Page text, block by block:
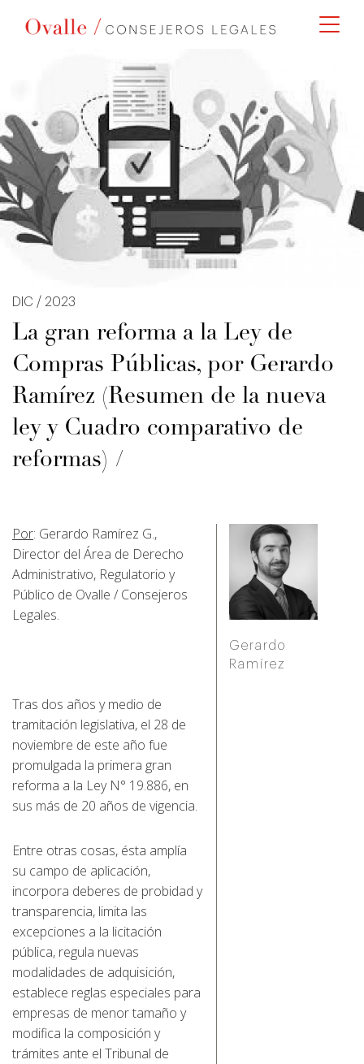
DIC / 2023
La gran reforma a la Ley de
Compras Públicas, por Gerardo
Ramírez (Resumen de la nueva
ley y Cuadro comparativo de
reformas)
Por: Gerardo Ramírez G.,
Director del Área de Derecho
Administrativo, Regulatorio y
Público de Ovalle / Consejeros
Legales.
Tras dos años y medio de
tramitación legislativa, el 28 de
noviembre de este año fue
promulgada la primera gran
reforma a la Ley N° 19.886, en
sus más de 20 años de vigencia.
Entre otras cosas, ésta amplía
su campo de aplicación,
incorpora deberes de probidad y
transparencia, limita las
excepciones a la licitación
pública, regula nuevas
modalidades de adquisición,
establece reglas especiales para
empresas de menor tamaño y
modifica la composición y
trámites ante el Tribunal de
Gerardo
Ramírez